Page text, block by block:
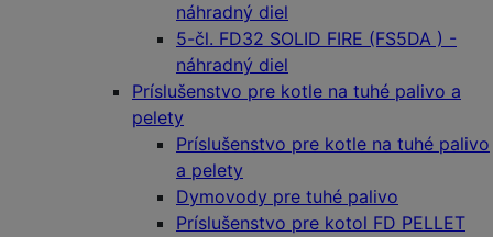
náhradný diel
5-čl. FD32 SOLID FIRE (FS5DA ) -
náhradný diel
Príslušenstvo pre kotle na tuhé palivo a
pelety
Príslušenstvo pre kotle na tuhé palivo
a pelety
Dymovody pre tuhé palivo
Príslušenstvo pre kotol FD PELLET